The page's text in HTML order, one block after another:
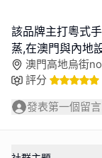
該品牌主打粵式
蒸,在澳門與內地
澳門高地烏街
評分
發表第一個留